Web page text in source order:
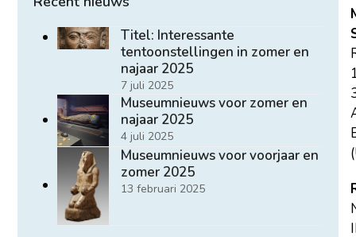
Titel: Interessante
tentoonstellingen in zomer en
najaar 2025
7 juli 2025
Museumnieuws voor zomer en
najaar 2025
4 juli 2025
Museumnieuws voor voorjaar en
zomer 2025
13 februari 2025